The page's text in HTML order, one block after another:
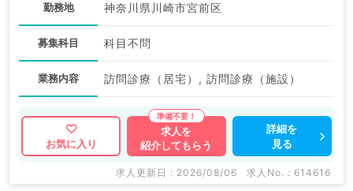
勤務地 神奈川県川崎市宮前区
募集科目 科目不問
業務内容 訪問診療（居宅）, 訪問診療（施設）
お気に入り
求人を
紹介してもらう
詳細を
見る
求人更新日 : 2026/08/06 求人No. : 614616